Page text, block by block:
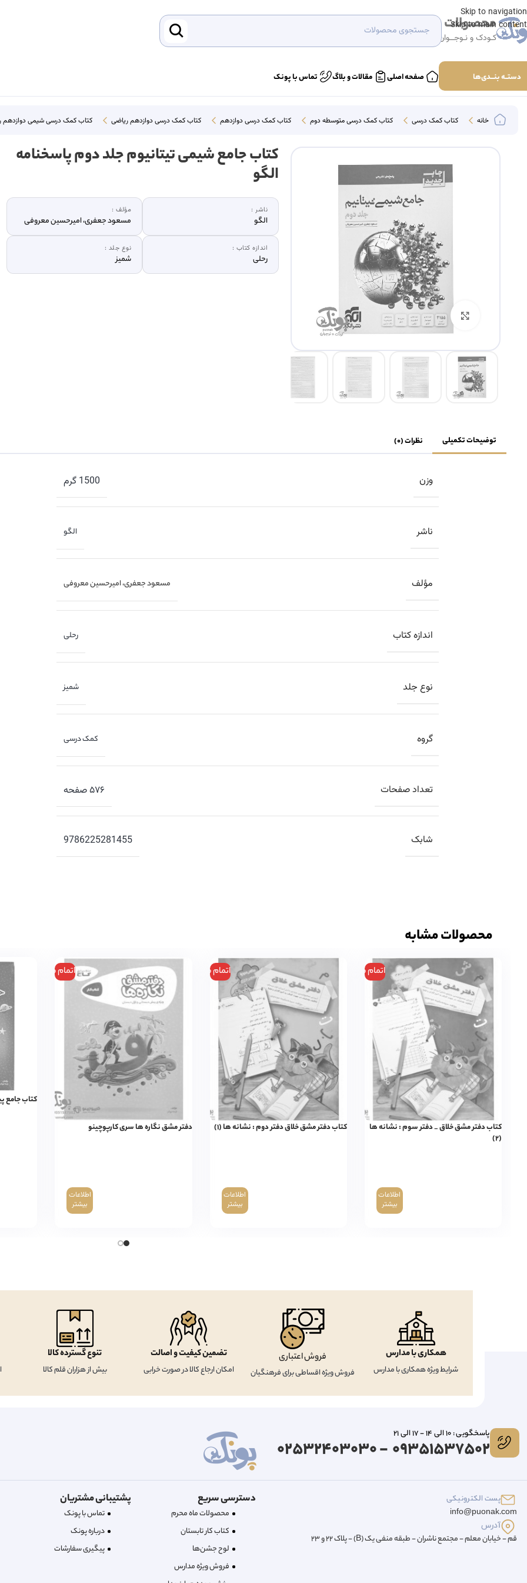
Skip to navigation
Skip to main content
محصولات
کـودک و نـوجــوان
دستــه بنـــدی‌ها صفحه اصلی مقالات و بلاگ تماس با پونک
خانه کتاب‌ کمک درسی کتاب کمک درسی متوسطه دوم کتاب کمک درسی دوازدهم کتاب کمک درسی دوازدهم ریاضی کتاب کمک درسی شیمی دوازدهم
بزرگنمایی تصویر
کتاب جامع شیمی تیتانیوم جلد دوم پاسخنامه
الگو
ناشر :
الگو
مؤلف :
مسعود جعفری، امیرحسین معروفی
اندازه کتاب :
رحلی
نوع جلد :
شمیز
توضیحات تکمیلی نظرات (0)
وزن 1500 گرم
ناشر الگو
مؤلف مسعود جعفری، امیرحسین معروفی
اندازه کتاب رحلی
نوع جلد شمیز
گروه کمک درسی
تعداد صفحات ۵۷۶ صفحه
شابک 9786225281455
محصولات مشابه
اتمام موجودی
کتاب دفتر مشق خلاق _ دفتر سوم : نشانه ها
(۲)
اطلاعات
بیشتر
اتمام موجودی
کتاب دفتر مشق خلاق دفتر دوم : نشانه ها (۱)
اطلاعات
بیشتر
اتمام موجودی
دفتر مشق نگاره ها سری کارپوچینو
اطلاعات
بیشتر
کتاب جامع
همکاری با مدارس
شرایط ویژه همکاری با مدارس
فروش اعتباری
فروش ویژه اقساطی برای فرهنگیان
تضمین کیفیت و اصالت
امکان ارجاع کالا در صورت خرابی
تنوع گسترده کالا
بیش از هزاران قلم کالا
پاسخگویی : 10 الی 14 - 17 الی 21
09351537502 - 02532403030
پست الکترونیکی
info@puonak.com
آدرس
قم - خیابان معلم - مجتمع ناشران - طبقه منفی یک (B) - پلاک 22 و 23
دسترسی سریع
محصولات ماه محرم
کتاب کار تابستان
لوح جشن‌ها
فروش ویژه مدارس
پشتیبانی مشتریان
تماس با پونک
درباره‌ پونک
پیگیری سفارشات